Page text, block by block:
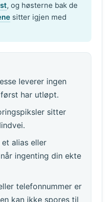
, og høsterne bak de
sitter igjen med
leverer ingen
har utløpt.
sitter
alias eller
ingenting din ekte
telefonnummer er
kan ikke spores til